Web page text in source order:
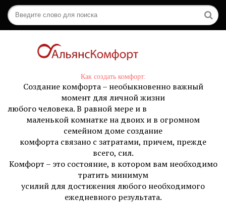
Как создать комфорт:
Создание комфорта – необыкновенно важный
момент для личной жизни
любого человека. В равной мере и в
маленькой комнатке на двоих и в огромном
семейном доме создание
комфорта связано с затратами, причем, прежде
всего, сил.
Комфорт – это состояние, в котором вам необходимо
тратить минимум
усилий для достижения любого необходимого
ежедневного результата.